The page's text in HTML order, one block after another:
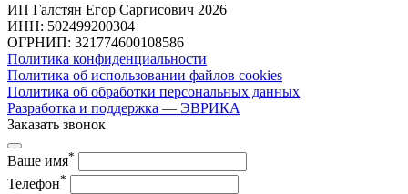
ИП Галстян Егор Саргисович 2026
ИНН: 502499200304
ОГРНИП: 321774600108586
Политика конфиденциальности
Политика об использовании файлов cookies
Политика об обработки персональных данных
Разработка и поддержка — ЭВРИКА
Заказать звонок
Ваше имя*
Телефон*